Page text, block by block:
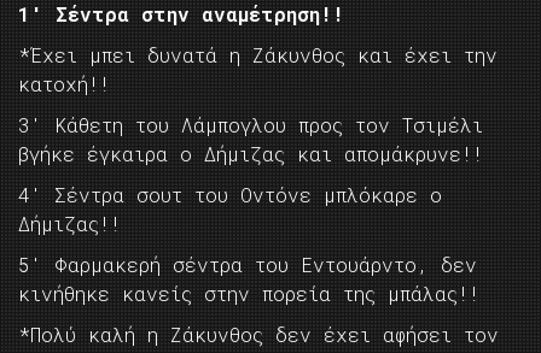
1′ Σέντρα στην αναμέτρηση!!
*Έχει μπει δυνατά η Ζάκυνθος και έχει την
κατοχή!!
3′ Κάθετη του Λάμπογλου προς τον Τσιμέλι
βγήκε έγκαιρα ο Δήμιζας και απομάκρυνε!!
4′ Σέντρα σουτ του Οντόνε μπλόκαρε ο
Δήμιζας!!
5′ Φαρμακερή σέντρα του Εντουάρντο, δεν
κινήθηκε κανείς στην πορεία της μπάλας!!
*Πολύ καλή η Ζάκυνθος δεν έχει αφήσει τον